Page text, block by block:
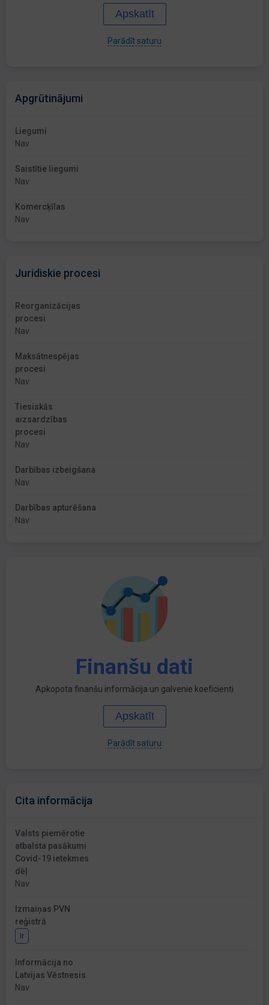
Apskatīt
Parādīt saturu
Apgrūtinājumi
Liegumi
Nav
Saistītie liegumi
Nav
Komercķīlas
Nav
Juridiskie procesi
Reorganizācijas
procesi
Nav
Maksātnespējas
procesi
Nav
Tiesiskās
aizsardzības
procesi
Nav
Darbības izbeigšana
Nav
Darbības apturēšana
Nav
Finanšu dati
Apkopota finanšu informācija un galvenie koeficienti
Apskatīt
Parādīt saturu
Cita informācija
Valsts piemērotie
atbalsta pasākumi
Covid-19 ietekmes
dēļ
Nav
Izmaiņas PVN
reģistrā
Ir
Informācija no
Latvijas Vēstnesis
Nav